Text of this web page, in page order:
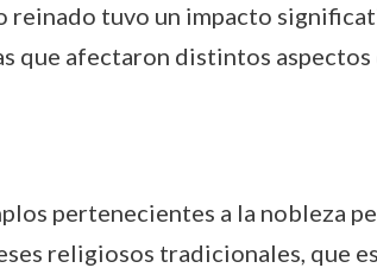
reinado tuvo un impacto
que afectaron distintos aspectos
pertenecientes a la nobleza
religiosos tradicionales, que